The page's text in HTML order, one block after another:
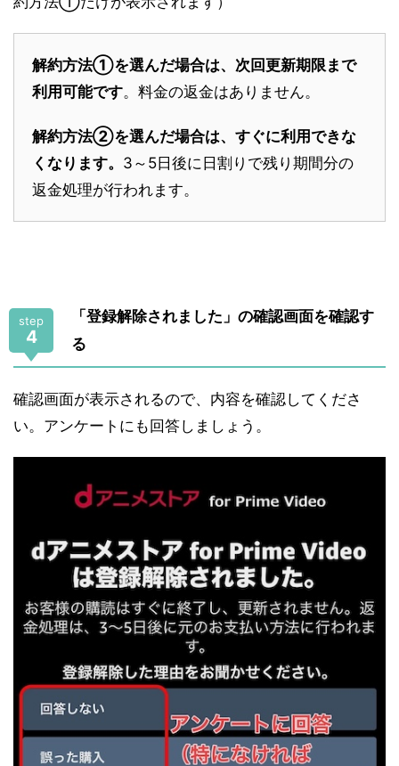
解約方法①を選んだ場合は、次回更新期限まで
利用可能です。料金の返金はありません。
解約方法②を選んだ場合は、すぐに利用できな
くなります。 3～5日後に日割りで残り期間分の
返金処理が行われます。
step
4
「登録解除されました」の確認画面を確認す
る
確認画面が表示されるので、内容を確認してくださ
い。アンケートにも回答しましょう。